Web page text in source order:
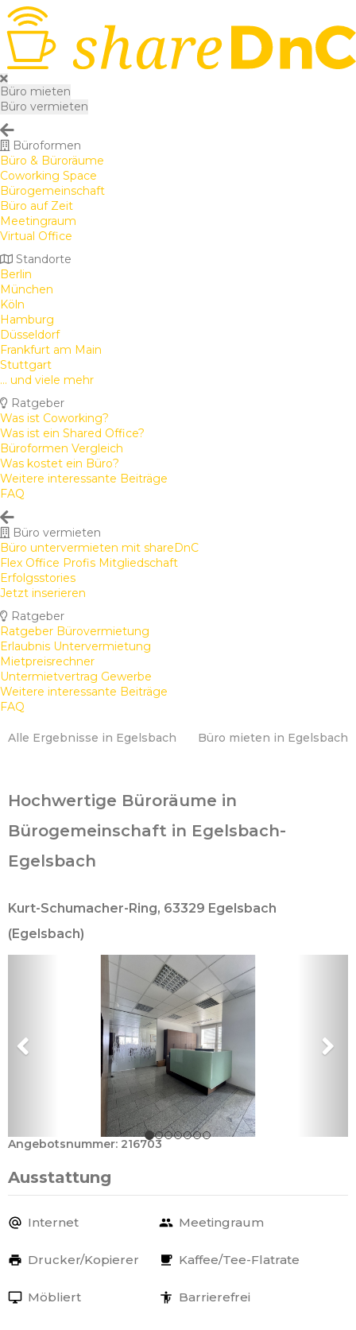
Büro mieten
Büro vermieten
Büroformen
Büro & Büroräume
Coworking Space
Bürogemeinschaft
Büro auf Zeit
Meetingraum
Virtual Office
Standorte
Berlin
München
Köln
Hamburg
Düsseldorf
Frankfurt am Main
Stuttgart
... und viele mehr
Ratgeber
Was ist Coworking?
Was ist ein Shared Office?
Büroformen Vergleich
Was kostet ein Büro?
Weitere interessante Beiträge
FAQ
Büro vermieten
Büro untervermieten mit shareDnC
Flex Office Profis Mitgliedschaft
Erfolgsstories
Jetzt inserieren
Ratgeber
Ratgeber Bürovermietung
Erlaubnis Untervermietung
Mietpreisrechner
Untermietvertrag Gewerbe
Weitere interessante Beiträge
FAQ
Alle Ergebnisse in Egelsbach Büro mieten in Egelsbach
Hochwertige Büroräume in
Bürogemeinschaft in Egelsbach-
Egelsbach
Kurt-Schumacher-Ring, 63329 Egelsbach
(Egelsbach)
Angebotsnummer: 216703
Ausstattung
Internet Meetingraum
Drucker/Kopierer Kaffee/Tee-Flatrate
Möbliert Barrierefrei